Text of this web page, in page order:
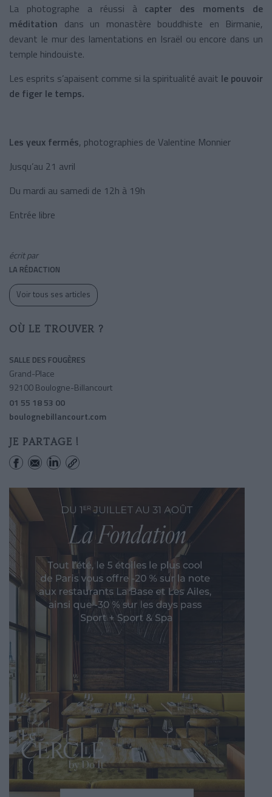
La photographe a réussi à capter des moments de
méditation dans un monastère bouddhiste en Birmanie,
devant le mur des lamentations en Israël ou encore dans un
temple hindouiste.
Les esprits s’apaisent comme si la spiritualité avait le pouvoir
de figer le temps.
Les yeux fermés, photographies de Valentine Monnier
Jusqu’au 21 avril
Du mardi au samedi de 12h à 19h
Entrée libre
écrit par
LA RÉDACTION
Voir tous ses articles
OÙ LE TROUVER ?
SALLE DES FOUGÈRES
Grand-Place
92100 Boulogne-Billancourt
01 55 18 53 00
boulognebillancourt.com
JE PARTAGE !